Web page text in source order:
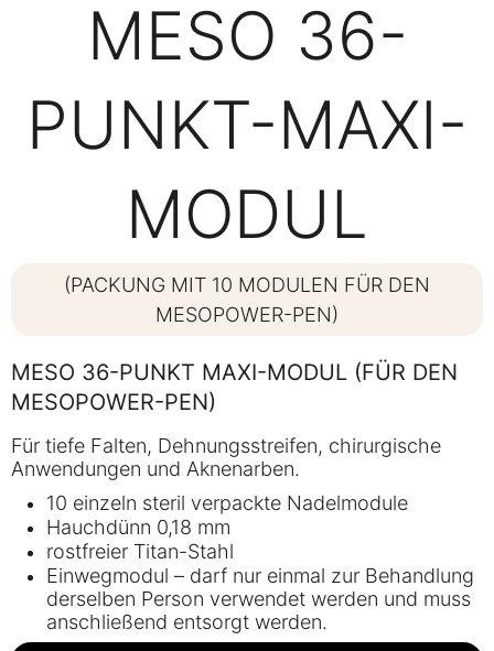
MESO 36-
PUNKT-MAXI-
MODUL
(PACKUNG MIT 10 MODULEN FÜR DEN
MESOPOWER-PEN)
MESO 36-PUNKT MAXI-MODUL (FÜR DEN
MESOPOWER-PEN)
Für tiefe Falten, Dehnungsstreifen, chirurgische
Anwendungen und Aknenarben.
10 einzeln steril verpackte Nadelmodule
Hauchdünn 0,18 mm
rostfreier Titan-Stahl
Einwegmodul – darf nur einmal zur Behandlung
derselben Person verwendet werden und muss
anschließend entsorgt werden.